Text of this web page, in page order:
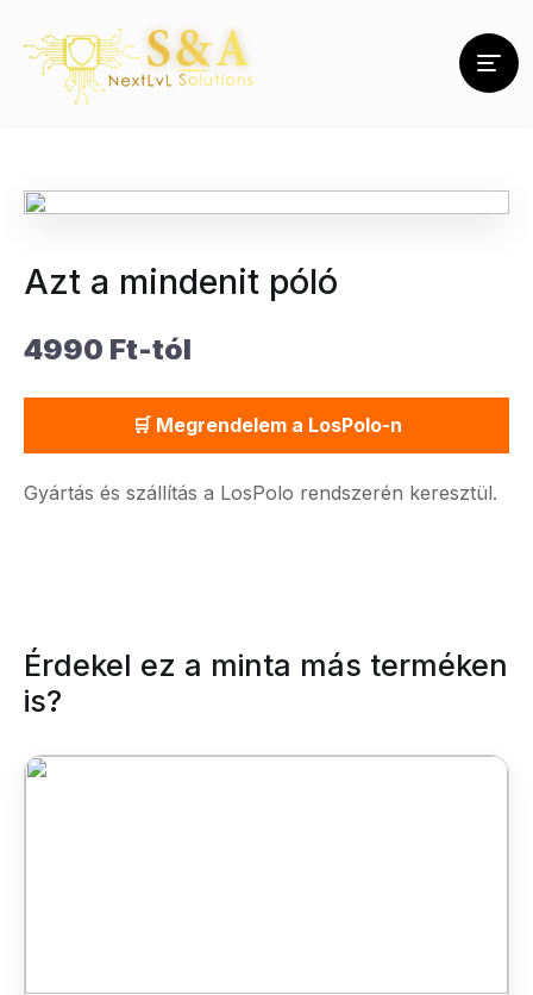
Azt a mindenit póló
4990 Ft-tól
🛒 Megrendelem a LosPolo-n
Gyártás és szállítás a LosPolo rendszerén keresztül.
Érdekel ez a minta más terméken
is?